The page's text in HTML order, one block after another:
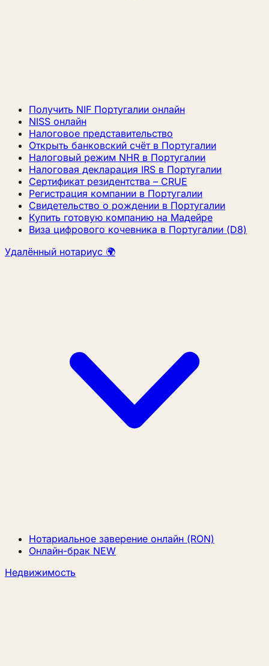
Получить NIF Португалии онлайн
NISS онлайн
Налоговое представительство
Открыть банковский счёт в Португалии
Налоговый режим NHR в Португалии
Налоговая декларация IRS в Португалии
Сертификат резидентства – CRUE
Регистрация компании в Португалии
Свидетельство о рождении в Португалии
Купить готовую компанию на Мадейре
Виза цифрового кочевника в Португалии (D8)
Удалённый нотариус 🌍
Нотариальное заверение онлайн (RON)
Онлайн-брак NEW
Недвижимость